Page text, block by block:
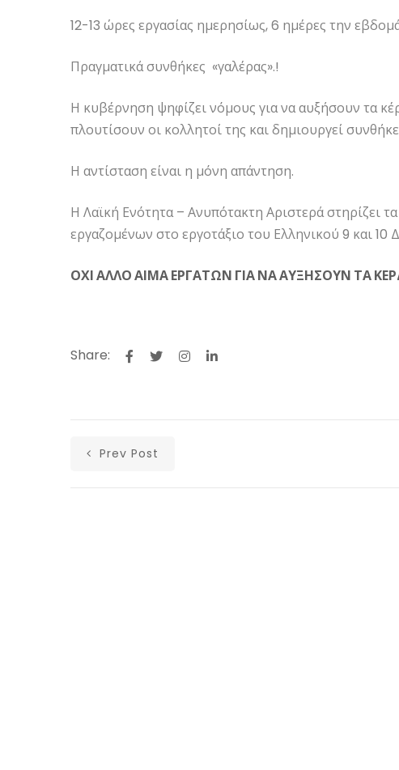
12-13 ώρες εργασίας ημερησίως, 6 ημέρες την
Πραγματικά συνθήκες «γαλέρας».!
Η κυβέρνηση ψηφίζει νόμους για να αυξήσουν τα
πλουτίσουν οι κολλητοί της και δημιουργεί
Η αντίσταση είναι η μόνη απάντηση.
Η Λαϊκή Ενότητα – Ανυπότακτη Αριστερά στηρίζει
εργαζομένων στο εργοτάξιο του Ελληνικού 9 και 10
ΟΧΙ ΑΛΛΟ ΑΙΜΑ ΕΡΓΑΤΩΝ ΓΙΑ ΝΑ ΑΥΞΗΣΟΥΝ ΤΑ
Share:
Prev Post